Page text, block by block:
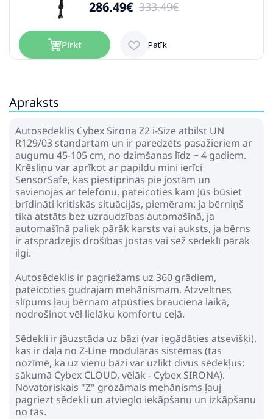
286.49€ 333.49€
Pirkt Patīk
autosēdeklis 0-36 kg
151.29€ 185.49€
Pirkt Patīk
EasyGo Buz Pro Granito Bērnu
autosēdeklis 0-13 kg
Pirkt Patīk
MAXI COSI Titan Pro I-size
Graphite Bērnu Autokrēsls 9-36
kg
360.99€ 415.99€
Apraksts
Autosēdeklis Cybex Sirona Z2 i-Size atbilst UN
R129/03 standartam un ir paredzēts pasažieriem ar
augumu 45-105 cm, no dzimšanas līdz ~ 4 gadiem.
Krēsliņu var aprīkot ar papildu mini ierīci
SensorSafe, kas piestiprinās pie jostām un
savienojas ar telefonu, pateicoties kam Jūs būsiet
brīdināti kritiskās situācijās, piemēram: ja bērniņš
tika atstāts bez uzraudzības automašīnā, ja
automašīnā paliek pārāk karsts vai auksts, ja bērns
ir atsprādzējis drošības jostas vai sēž sēdeklī pārāk
ilgi.
Autosēdeklis ir pagriežams uz 360 grādiem,
pateicoties gudrajam mehānismam. Atzveltnes
slīpums ļauj bērnam atpūsties brauciena laikā,
nodrošinot vēl lielāku komfortu ceļā.
Sēdekli ir jāuzstāda uz bāzi (var iegādāties atsevišķi),
kas ir daļa no Z-Line modulārās sistēmas (tas
nozīmē, ka uz vienu bāzi var uzlikt divus sēdekļus:
sākumā Cybex CLOUD, vēlāk - Cybex SIRONA).
Novatoriskais "Z" grozāmais mehānisms ļauj
pagriezt sēdekli un atvieglo iekāpšanu un izkāpšanu
no tās.